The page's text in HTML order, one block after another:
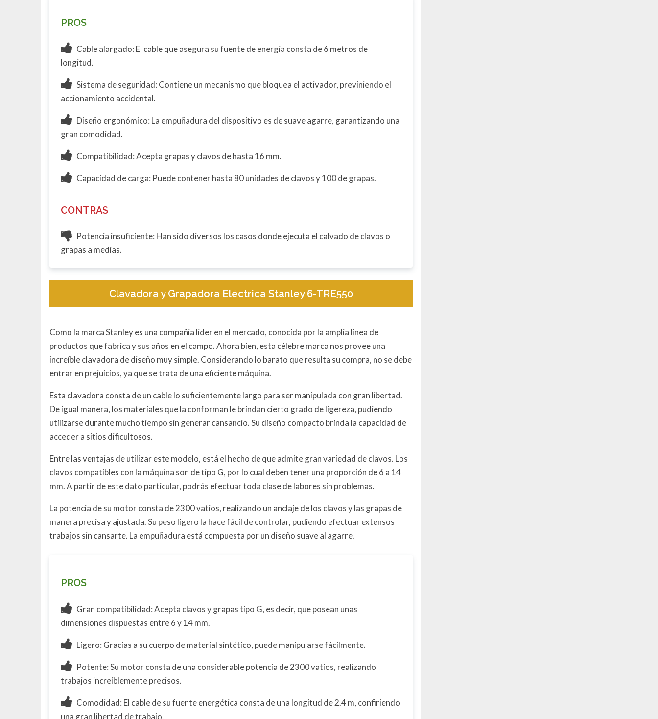
PROS
Cable alargado: El cable que asegura su fuente de energía consta de 6 metros de
longitud.
Sistema de seguridad: Contiene un mecanismo que bloquea el activador, previniendo el
accionamiento accidental.
Diseño ergonómico: La empuñadura del dispositivo es de suave agarre, garantizando una
gran comodidad.
Compatibilidad: Acepta grapas y clavos de hasta 16 mm.
Capacidad de carga: Puede contener hasta 80 unidades de clavos y 100 de grapas.
CONTRAS
Potencia insuficiente: Han sido diversos los casos donde ejecuta el calvado de clavos o
grapas a medias.
Clavadora y Grapadora Eléctrica Stanley 6-TRE550
Como la marca Stanley es una compañía líder en el mercado, conocida por la amplia línea de
productos que fabrica y sus años en el campo. Ahora bien, esta célebre marca nos provee una
increíble clavadora de diseño muy simple. Considerando lo barato que resulta su compra, no se debe
entrar en prejuicios, ya que se trata de una eficiente máquina.
Esta clavadora consta de un cable lo suficientemente largo para ser manipulada con gran libertad.
De igual manera, los materiales que la conforman le brindan cierto grado de ligereza, pudiendo
utilizarse durante mucho tiempo sin generar cansancio. Su diseño compacto brinda la capacidad de
acceder a sitios dificultosos.
Entre las ventajas de utilizar este modelo, está el hecho de que admite gran variedad de clavos. Los
clavos compatibles con la máquina son de tipo G, por lo cual deben tener una proporción de 6 a 14
mm. A partir de este dato particular, podrás efectuar toda clase de labores sin problemas.
La potencia de su motor consta de 2300 vatios, realizando un anclaje de los clavos y las grapas de
manera precisa y ajustada. Su peso ligero la hace fácil de controlar, pudiendo efectuar extensos
trabajos sin cansarte. La empuñadura está compuesta por un diseño suave al agarre.
PROS
Gran compatibilidad: Acepta clavos y grapas tipo G, es decir, que posean unas
dimensiones dispuestas entre 6 y 14 mm.
Ligero: Gracias a su cuerpo de material sintético, puede manipularse fácilmente.
Potente: Su motor consta de una considerable potencia de 2300 vatios, realizando
trabajos increíblemente precisos.
Comodidad: El cable de su fuente energética consta de una longitud de 2.4 m, confiriendo
una gran libertad de trabajo.